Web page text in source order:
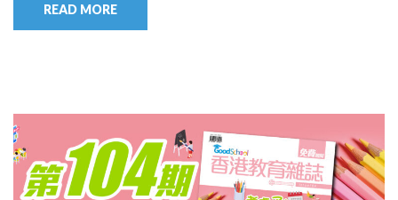
READ MORE